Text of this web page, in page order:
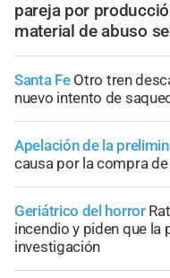
pareja por
material de abuso
Santa Fe Otro tren
nuevo intento de
Apelación de la
causa por la compra
Geriátrico del horror
incendio y piden que la
investigación